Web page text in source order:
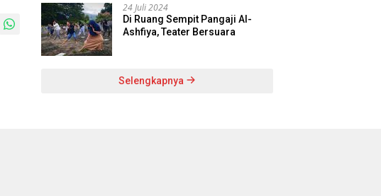
24 Juli 2024
Di Ruang Sempit Pangaji Al-
Ashfiya, Teater Bersuara
Selengkapnya